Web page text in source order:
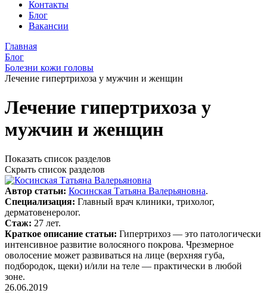
Контакты
Блог
Вакансии
Главная
Блог
Болезни кожи головы
Лечение гипертрихоза у мужчин и женщин
Лечение гипертрихоза у
мужчин и женщин
Показать список разделов
Скрыть список разделов
Автор статьи: Косинская Татьяна Валерьяновна.
Специализация: Главный врач клиники, трихолог,
дерматовенеролог.
Стаж: 27 лет.
Краткое описание статьи: Гипертрихоз — это патологически
интенсивное развитие волосяного покрова. Чрезмерное
оволосение может развиваться на лице (верхняя губа,
подбородок, щеки) и/или на теле — практически в любой
зоне.
26.06.2019